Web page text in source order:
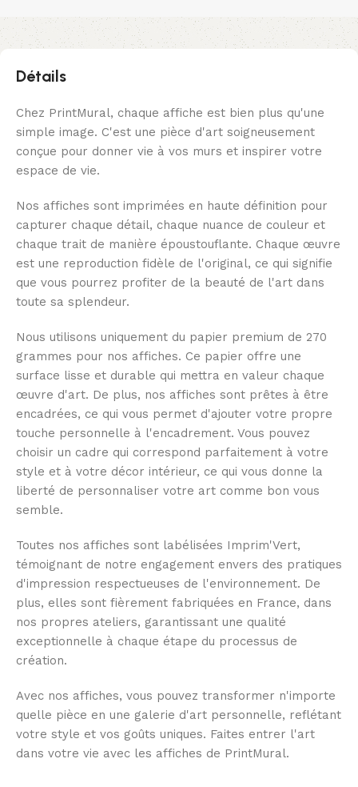
Détails
Chez PrintMural, chaque affiche est bien plus qu'une
simple image. C'est une pièce d'art soigneusement
conçue pour donner vie à vos murs et inspirer votre
espace de vie.
Nos affiches sont imprimées en haute définition pour
capturer chaque détail, chaque nuance de couleur et
chaque trait de manière époustouflante. Chaque œuvre
est une reproduction fidèle de l'original, ce qui signifie
que vous pourrez profiter de la beauté de l'art dans
toute sa splendeur.
Nous utilisons uniquement du papier premium de 270
grammes pour nos affiches. Ce papier offre une
surface lisse et durable qui mettra en valeur chaque
œuvre d'art. De plus, nos affiches sont prêtes à être
encadrées, ce qui vous permet d'ajouter votre propre
touche personnelle à l'encadrement. Vous pouvez
choisir un cadre qui correspond parfaitement à votre
style et à votre décor intérieur, ce qui vous donne la
liberté de personnaliser votre art comme bon vous
semble.
Toutes nos affiches sont labélisées Imprim'Vert,
témoignant de notre engagement envers des pratiques
d'impression respectueuses de l'environnement. De
plus, elles sont fièrement fabriquées en France, dans
nos propres ateliers, garantissant une qualité
exceptionnelle à chaque étape du processus de
création.
Avec nos affiches, vous pouvez transformer n'importe
quelle pièce en une galerie d'art personnelle, reflétant
votre style et vos goûts uniques. Faites entrer l'art
dans votre vie avec les affiches de PrintMural.